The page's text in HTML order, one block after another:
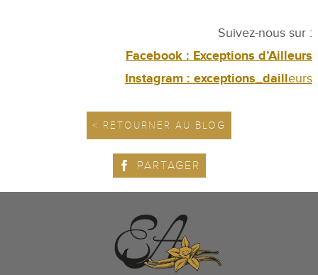
Suivez-nous sur :
Facebook : Exceptions d’Ailleurs
Instagram : exceptions_dailleurs
< RETOURNER AU BLOG
PARTAGER